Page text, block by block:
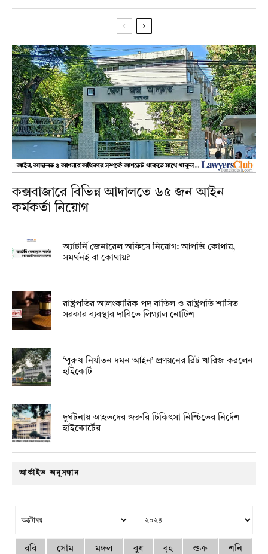
কক্সবাজারে বিভিন্ন আদালতে ৬৫ জন আইন
কর্মকর্তা নিয়োগ
অ্যাটর্নি জেনারেল অফিসে নিয়োগ: আপত্তি কোথায়,
সমর্থনই বা কোথায়?
রাষ্ট্রপতির আলংকারিক পদ বাতিল ও রাষ্ট্রপতি শাসিত
সরকার ব্যবস্থার দাবিতে লিগ্যাল নোটিশ
‘পুরুষ নির্যাতন দমন আইন’ প্রণয়নের রিট খারিজ করলেন
হাইকোর্ট
দুর্ঘটনায় আহতদের জরুরি চিকিৎসা নিশ্চিতের নির্দেশ
হাইকোর্টের
আর্কাইভ অনুসন্ধান
রবি সোম মঙ্গল বুধ বৃহ শুক্র শনি